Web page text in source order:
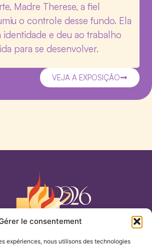
le consentement
expériences, nous utilisons des technologies
Madre Therese, a fiel
o controle desse fundo. Ela
identidade e deu ao trabalho
para se desenvolver.
VEJA A EXPOSIÇÃO